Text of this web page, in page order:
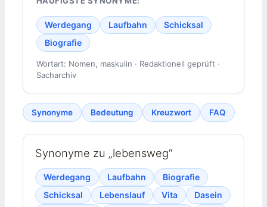
Werdegang Laufbahn
Schicksal
Biografie
Wortart: Nomen, maskulin · Redaktionell geprüft ·
Sacharchiv
Synonyme Bedeutung Kreuzwort FAQ
Synonyme zu „lebensweg“
Werdegang Laufbahn
Biografie
Schicksal
Lebenslauf Vita
Dasein